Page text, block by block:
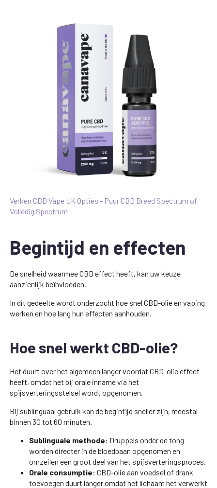
Verken CBD Vape UK Opties - Puur CBD Breed Spectrum of
Volledig Spectrum
Begintijd en effecten
De snelheid waarmee CBD effect heeft, kan uw keuze
aanzienlijk beïnvloeden.
In dit gedeelte wordt onderzocht hoe snel CBD-olie en vaping
werken en hoe lang hun effecten aanhouden.
Hoe snel werkt CBD-olie?
Het duurt over het algemeen langer voordat CBD-olie effect
heeft, omdat het bij orale inname via het
spijsverteringsstelsel wordt opgenomen.
Bij sublinguaal gebruik kan de begintijd sneller zijn, meestal
binnen 30 tot 60 minuten.
Sublinguale methode: Druppels onder de tong
worden directer in de bloedbaan opgenomen en
omzeilen een groot deel van het spijsverteringsproces.
Orale consumptie: CBD-olie aan voedsel of drank
toevoegen duurt langer omdat het lichaam het verwerkt